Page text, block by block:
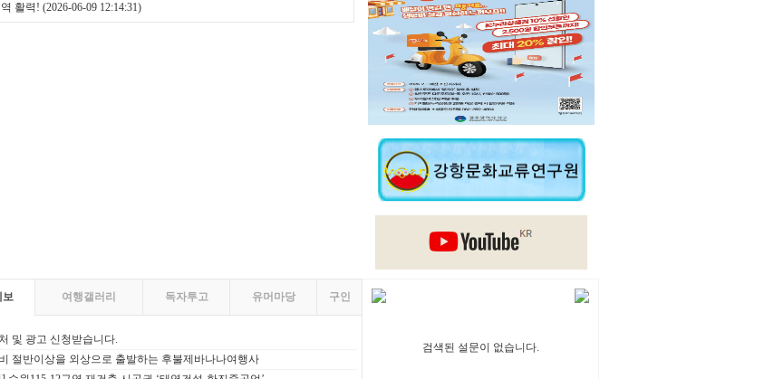
활력! (2026-06-09 12:14:31)
보 여행갤러리 독자투고 유머마당 구인
및 광고 신청받습니다.
절반이상을 외상으로 출발하는 후불제바나나여행사
검색된 설문이 없습니다.